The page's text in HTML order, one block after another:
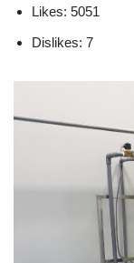
Likes: 5051
Dislikes: 7